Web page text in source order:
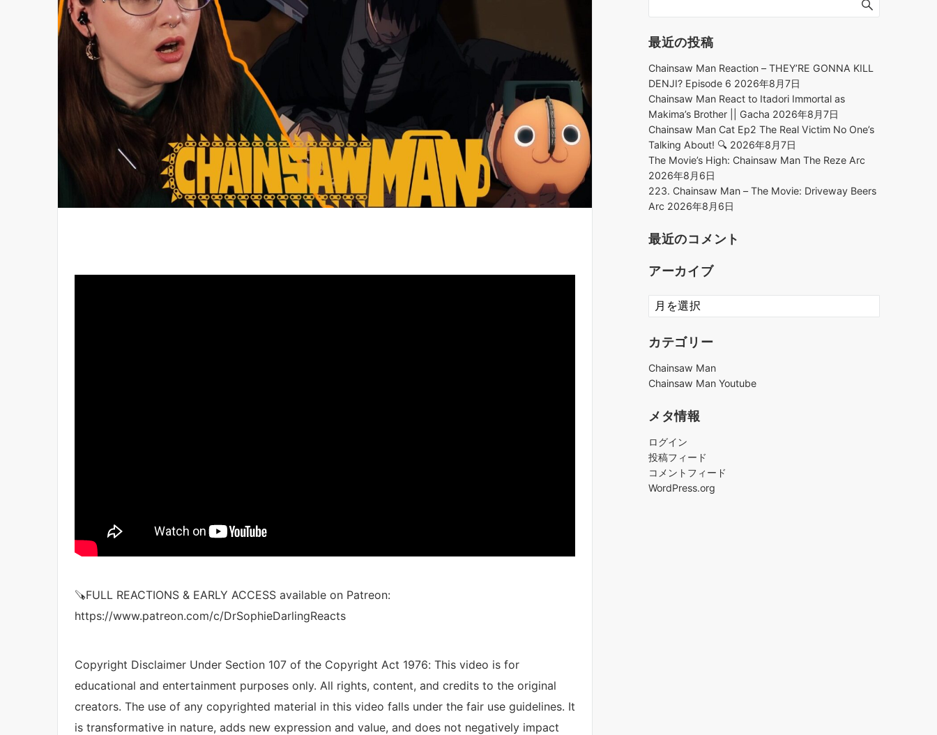
🪚FULL REACTIONS & EARLY ACCESS available on Patreon:
https://www.patreon.com/c/DrSophieDarlingReacts
Copyright Disclaimer Under Section 107 of the Copyright Act 1976: This video is for
educational and entertainment purposes only. All rights, content, and credits to the original
creators. The use of any copyrighted material in this video falls under the fair use guidelines. It
is transformative in nature, adds new expression and value, and does not negatively impact
最近の投稿
Chainsaw Man Reaction – THEY’RE GONNA KILL
DENJI? Episode 6 2026年8月7日
Chainsaw Man React to Itadori Immortal as
Makima’s Brother || Gacha 2026年8月7日
Chainsaw Man Cat Ep2 The Real Victim No One’s
Talking About! 🔍 2026年8月7日
The Movie’s High: Chainsaw Man The Reze Arc
2026年8月6日
223. Chainsaw Man – The Movie: Driveway Beers
Arc 2026年8月6日
最近のコメント
アーカイブ
ア
ー
イ
カテゴリー
Chainsaw Man
Chainsaw Man Youtube
メタ情報
ログイン
投稿フィード
コメントフィード
WordPress.org